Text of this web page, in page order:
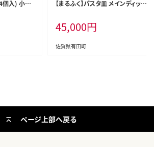
個入) 小分
牛肉 国
とびーふ
【まるふく】パスタ皿 メインディッシ
ンなパスタ皿 シンプル箸置 ペアパ
スタ皿 結婚祝 贈り物 ギフト 金銀
箸置 かわいい箸置 45000円 aq05
45,000円
佐賀県有田町
ページ上部へ戻る